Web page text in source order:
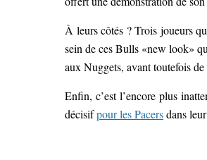
À leurs côtés ? Trois joueurs
sein de ces Bulls «new look»
aux Nuggets, avant toutefois
Enfin, c’est l’encore plus
décisifpour les Pacersdans